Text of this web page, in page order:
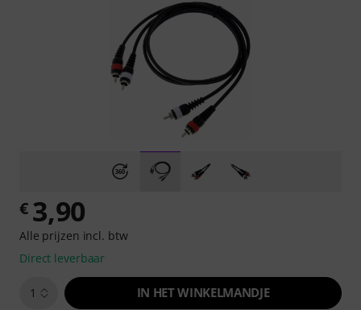
€ 3,90
Alle prijzen incl. btw
Direct leverbaar
1 IN HET WINKELMANDJE